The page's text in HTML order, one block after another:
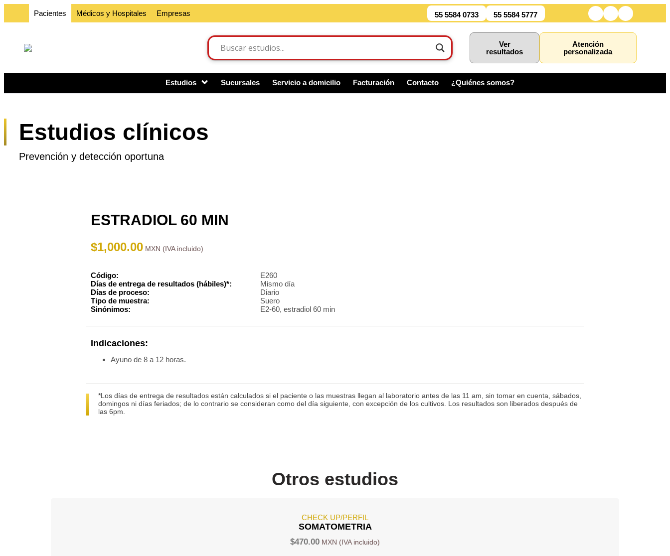
Pacientes Médicos y Hospitales Empresas 55 5584 0733 55 5584 5777
Ver
resultados
Atención
personalizada
Estudios Sucursales Servicio a domicilio Facturación Contacto ¿Quiénes somos?
Estudios clínicos
Prevención y detección oportuna
ESTRADIOL 60 MIN
$1,000.00
Código:
E260
Días de entrega de resultados (hábiles)*:
Mismo día
Días de proceso:
Diario
Tipo de muestra:
Suero
Sinónimos:
E2-60, estradiol 60 min
Indicaciones:
Ayuno de 8 a 12 horas.
*Los días de entrega de resultados están calculados si el paciente o las muestras llegan al laboratorio antes de las 11 am, sin tomar en cuenta, sábados,
domingos ni días feriados; de lo contrario se consideran como del día siguiente, con excepción de los cultivos. Los resultados son liberados después de
las 6pm.
Otros estudios
CHECK UP/PERFIL
SOMATOMETRIA
$470.00